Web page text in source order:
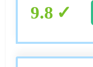
GTX 1650
Home
9.8